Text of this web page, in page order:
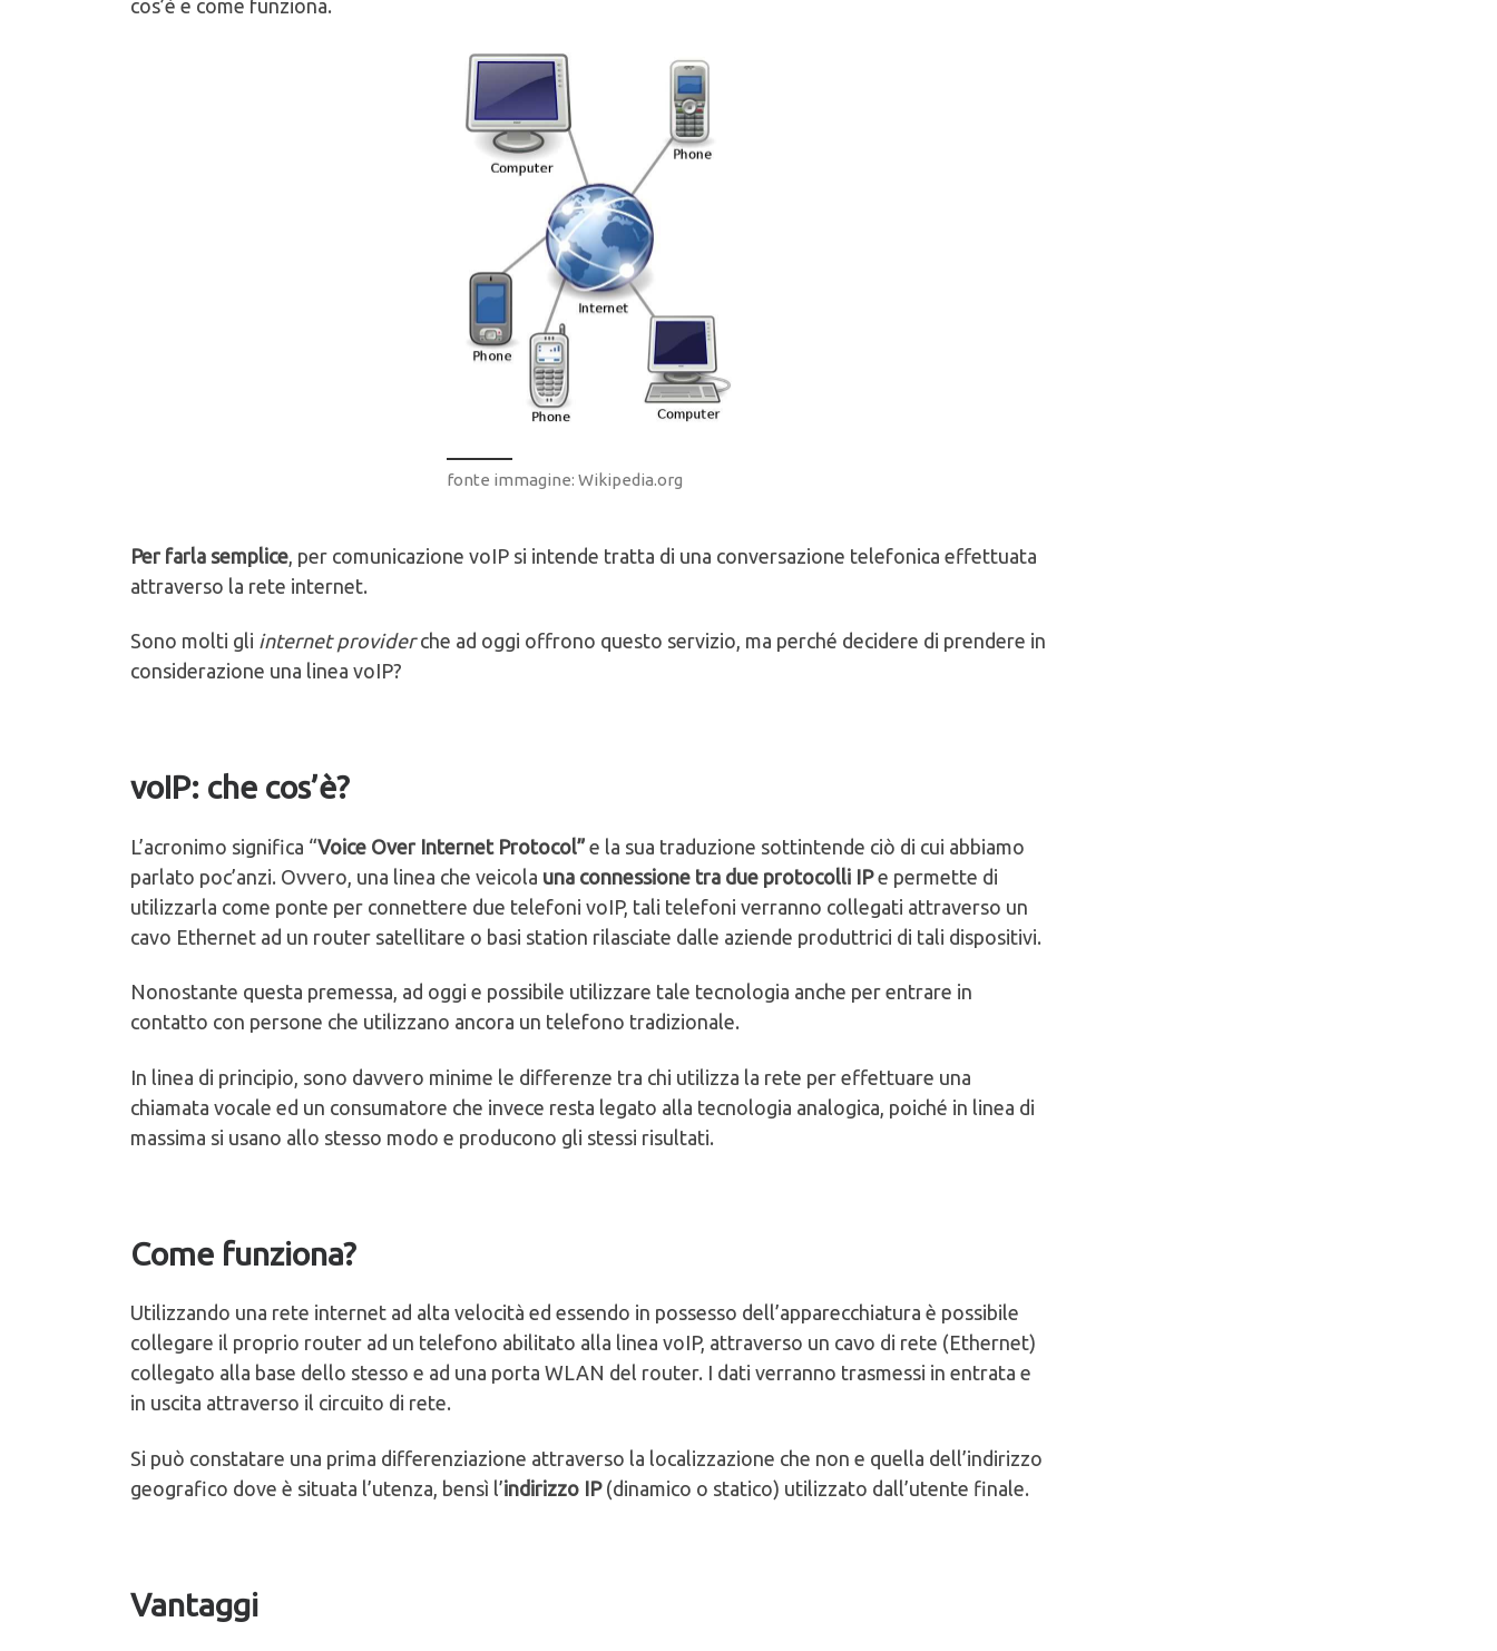
cos’è e come funziona.
fonte immagine: Wikipedia.org
Per farla semplice , per comunicazione voIP si intende tratta di una conversazione telefonica effettuata
attraverso la rete internet.
Sono molti gli internet providerche ad oggi offrono questo servizio, ma perché decidere di prendere in
considerazione una linea voIP?
voIP: che cos’è?
L’acronimo significa “Voice Over Internet Protocol” e la sua traduzione sottintende ciò di cui abbiamo
parlato poc’anzi. Ovvero, una linea che veicola una connessione tra due protocolli IPe permette di
utilizzarla come ponte per connettere due telefoni voIP, tali telefoni verranno collegati attraverso un
cavo Ethernet ad un router satellitare o basi station rilasciate dalle aziende produttrici di tali dispositivi.
Nonostante questa premessa, ad oggi e possibile utilizzare tale tecnologia anche per entrare in
contatto con persone che utilizzano ancora un telefono tradizionale.
In linea di principio, sono davvero minime le differenze tra chi utilizza la rete per effettuare una
chiamata vocale ed un consumatore che invece resta legato alla tecnologia analogica, poiché in linea di
massima si usano allo stesso modo e producono gli stessi risultati.
Come funziona?
Utilizzando una rete internet ad alta velocità ed essendo in possesso dell’apparecchiatura è possibile
collegare il proprio router ad un telefono abilitato alla linea voIP, attraverso un cavo di rete (Ethernet)
collegato alla base dello stesso e ad una porta WLAN del router. I dati verranno trasmessi in entrata e
in uscita attraverso il circuito di rete.
Si può constatare una prima differenziazione attraverso la localizzazione che non e quella dell’indirizzo
geografico dove è situata l’utenza, bensì l’indirizzo IP (dinamico o statico) utilizzato dall’utente finale.
Vantaggi